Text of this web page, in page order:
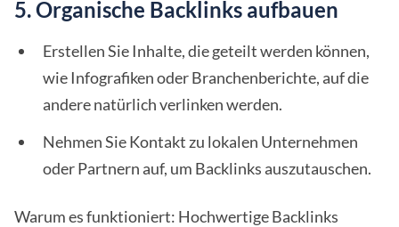
5. Organische Backlinks aufbauen
Erstellen Sie Inhalte, die geteilt werden können,
wie Infografiken oder Branchenberichte, auf die
andere natürlich verlinken werden.
Nehmen Sie Kontakt zu lokalen Unternehmen
oder Partnern auf, um Backlinks auszutauschen.
Warum es funktioniert: Hochwertige Backlinks